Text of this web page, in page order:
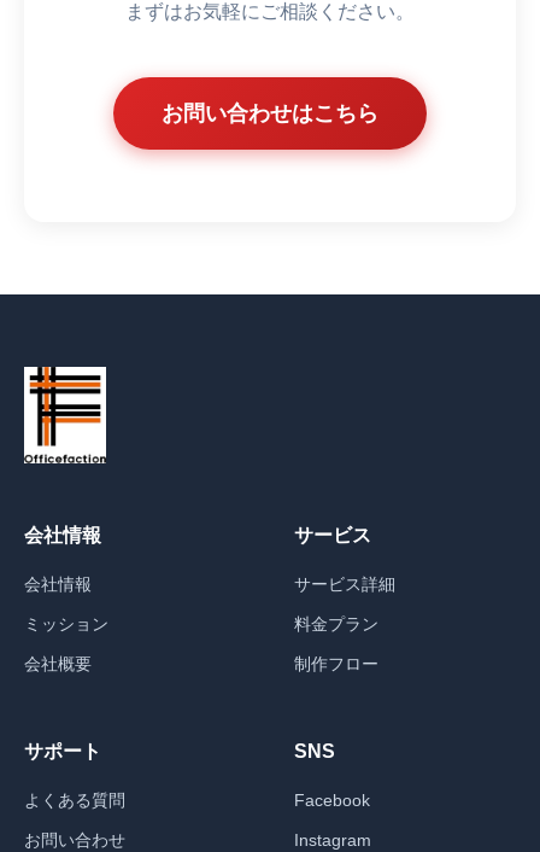
まずはお気軽にご相談ください。
お問い合わせはこちら
会社情報
会社情報
ミッション
会社概要
サービス
サービス詳細
料金プラン
制作フロー
サポート
よくある質問
お問い合わせ
SNS
Facebook
Instagram